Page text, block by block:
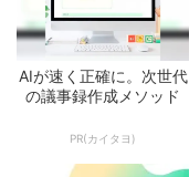
AIが速く正確に。次世代
の議事録作成メソッド
PR(カイタヨ)